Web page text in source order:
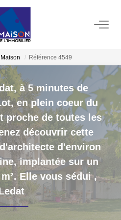
Vendre
Ligne Gratuite
Vendus
Maison Référence 4549
à 5 minutes de
en plein coeur du
proche de toutes les
découvrir cette
d'environ
implantée sur un
Elle vous sédui,